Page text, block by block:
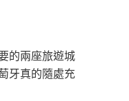
的兩座旅遊城
牙真的隨處充